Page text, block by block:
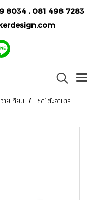
8034 , 081 498 7283
ายเทียม
ชุดโต๊ะอาหาร